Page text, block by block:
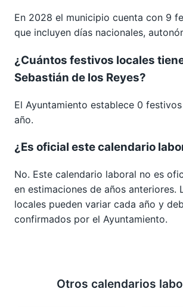
En 2028 el municipio cuenta con 9
que incluyen días nacionales,
¿Cuántos festivos locales
Sebastián de los Reyes?
El Ayuntamiento establece 0
año.
¿Es oficial este calendario
No. Este calendario laboral no es
en estimaciones de años anteriores.
locales pueden variar cada año y
confirmados por el Ayuntamiento.
Otros calendarios